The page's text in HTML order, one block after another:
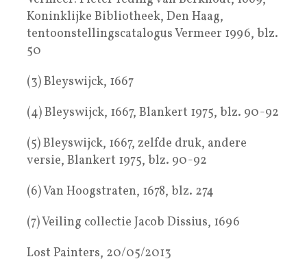
Koninklijke Bibliotheek, Den Haag,
tentoonstellingscatalogus Vermeer 1996, blz.
50
(3) Bleyswijck, 1667
(4) Bleyswijck, 1667, Blankert 1975, blz. 90-92
(5) Bleyswijck, 1667, zelfde druk, andere
versie, Blankert 1975, blz. 90-92
(6) Van Hoogstraten, 1678, blz. 274
(7) Veiling collectie Jacob Dissius, 1696
Lost Painters, 20/05/2013